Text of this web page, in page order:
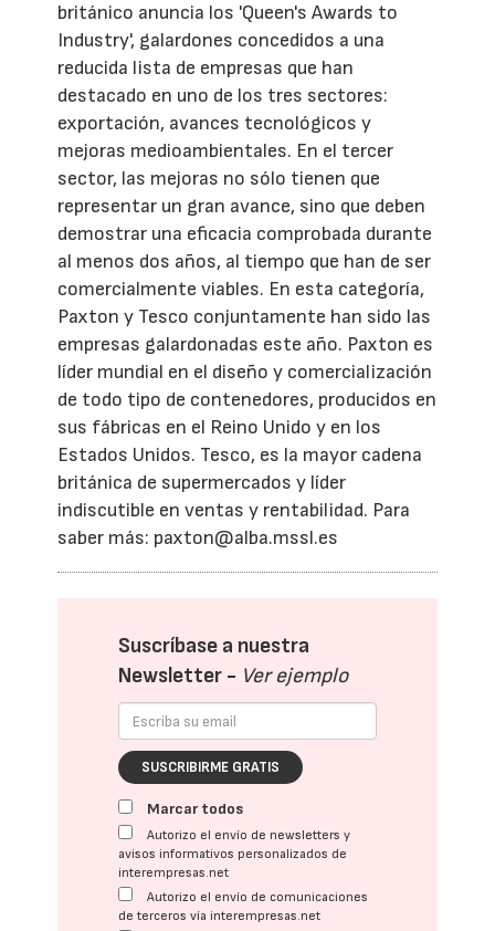
británico anuncia los 'Queen's Awards to
Industry', galardones concedidos a una
reducida lista de empresas que han
destacado en uno de los tres sectores:
exportación, avances tecnológicos y
mejoras medioambientales. En el tercer
sector, las mejoras no sólo tienen que
representar un gran avance, sino que deben
demostrar una eficacia comprobada durante
al menos dos años, al tiempo que han de ser
comercialmente viables. En esta categoría,
Paxton y Tesco conjuntamente han sido las
empresas galardonadas este año. Paxton es
líder mundial en el diseño y comercialización
de todo tipo de contenedores, producidos en
sus fábricas en el Reino Unido y en los
Estados Unidos. Tesco, es la mayor cadena
británica de supermercados y líder
indiscutible en ventas y rentabilidad. Para
saber más: paxton@alba.mssl.es
Suscríbase a nuestra
Newsletter - Ver ejemplo
SUSCRIBIRME GRATIS
Marcar todos
Autorizo el envío de newsletters y
avisos informativos personalizados de
interempresas.net
Autorizo el envío de comunicaciones
de terceros vía interempresas.net